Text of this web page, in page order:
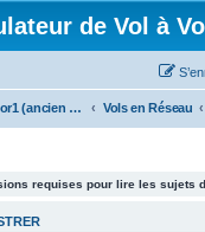
de Vol à
Condor1 (ancien forum) Vols en Réseau
requises pour lire les sujets